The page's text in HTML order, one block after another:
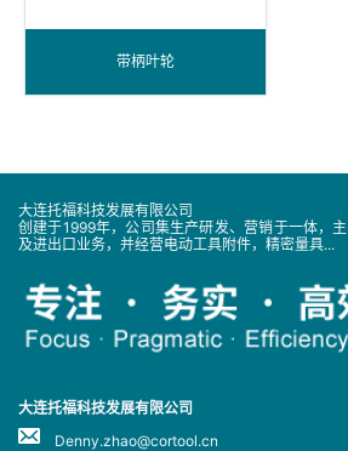
带柄叶轮
大连托福科技发展有限公司
创建于1999年，公司集生产研发、营销于一体，
及进出口业务，并经营电动工具附件，精密量具...
大连托福科技发展有限公司
Denny.zhao@cortool.cn